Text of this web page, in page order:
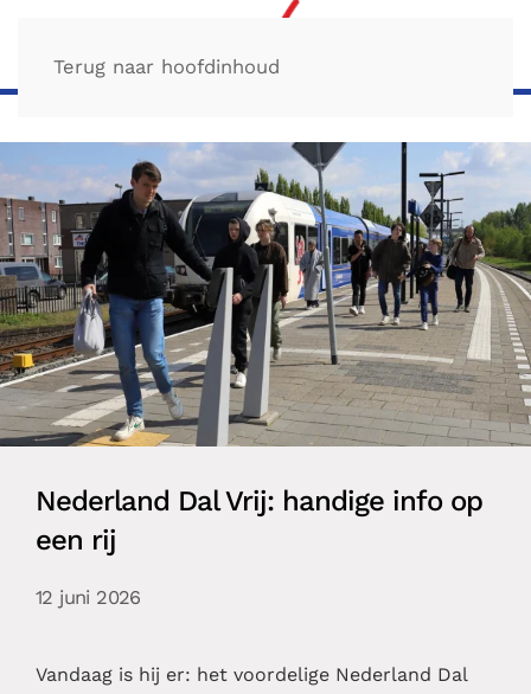
Terug naar hoofdinhoud
Nederland Dal Vrij: handige info op
een rij
12 juni 2026
Vandaag is hij er: het voordelige Nederland Dal